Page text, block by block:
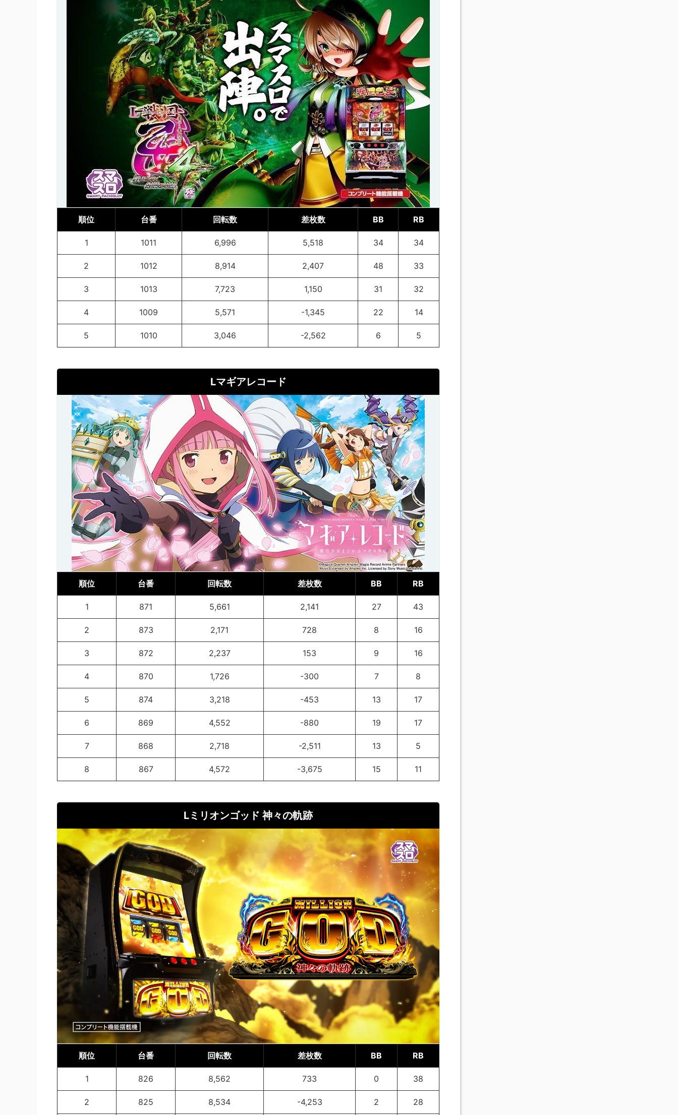
順位 台番 回転数 差枚数 BB RB
1 1011 6,996 5,518 34 34
2 1012 8,914 2,407 48 33
3 1013 7,723 1,150 31 32
4 1009 5,571 -1,345 22 14
5 1010 3,046 -2,562 6 5
Lマギアレコード
順位 台番 回転数 差枚数 BB RB
1 871 5,661 2,141 27 43
2 873 2,171 728 8 16
3 872 2,237 153 9 16
4 870 1,726 -300 7 8
5 874 3,218 -453 13 17
6 869 4,552 -880 19 17
7 868 2,718 -2,511 13 5
8 867 4,572 -3,675 15 11
Lミリオンゴッド 神々の軌跡
順位 台番 回転数 差枚数 BB RB
1 826 8,562 733 0 38
2 825 8,534 -4,253 2 28